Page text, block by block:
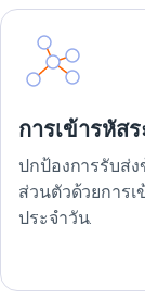
การเข้ารหัส
ปกป้องการรับส่
ส่วนตัวด้วยการ
ประจำวัน.